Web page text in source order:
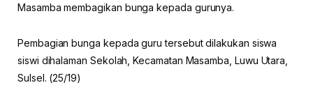
Masamba membagikan bunga kepada gurunya.
Pembagian bunga kepada guru tersebut dilakukan siswa
siswi dihalaman Sekolah, Kecamatan Masamba, Luwu Utara,
Sulsel. (25/19)